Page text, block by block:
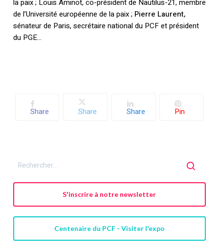
la paix ; Louis Aminot, co-président de Nautilus-21, membre
de l’Université européenne de la paix ; Pierre Laurent,
sénateur de Paris, secrétaire national du PCF et président
du PGE…
Share Share Share Pin
S'inscrire à notre newsletter
Centenaire du PCF - Visiter l'expo